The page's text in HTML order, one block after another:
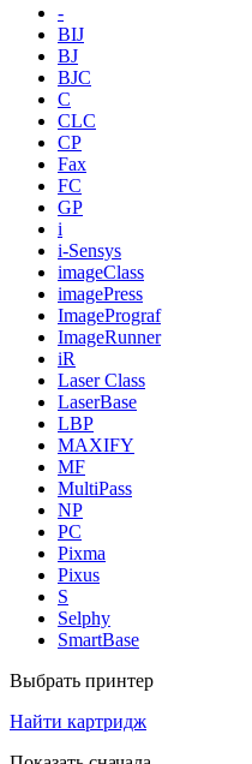
-
BIJ
BJ
BJC
C
CLC
CP
Fax
FC
GP
i
i-Sensys
imageClass
imagePress
ImagePrograf
ImageRunner
iR
Laser Class
LaserBase
LBP
MAXIFY
MF
MultiPass
NP
PC
Pixma
Pixus
S
Selphy
SmartBase
Выбрать принтер
Найти картридж